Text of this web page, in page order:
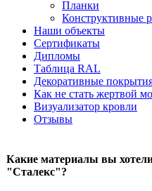
Планки
Конструктивные
Наши объекты
Сертификаты
Дипломы
Таблица RAL
Декоративные
Как не стать жертвой
Визуализатор кровли
Отзывы
Какие материалы вы
"Сталекс"?